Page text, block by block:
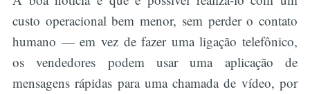
custo operacional bem menor, sem perder o contato
humano — em vez de fazer uma ligação telefônico,
os vendedores podem usar uma aplicação de
mensagens rápidas para uma chamada de vídeo, por